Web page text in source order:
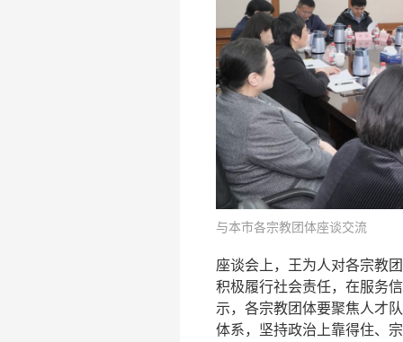
与本市各宗教团体座谈交流
座谈会上，王为人对各宗教
积极履行社会责任，在服务
示，各宗教团体要聚焦人才
体系，坚持政治上靠得住、